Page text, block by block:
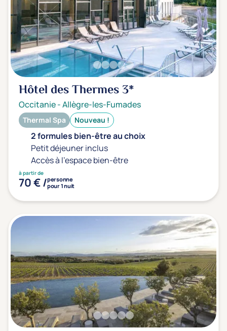
Hôtel des Thermes3*
Occitanie-Allègre-les-Fumades
Thermal Spa Nouveau !
2 formules bien-être au choix
Petit déjeuner inclus
Accès à l'espace bien-être
à partir de
70 € /personne
pour 1 nuit